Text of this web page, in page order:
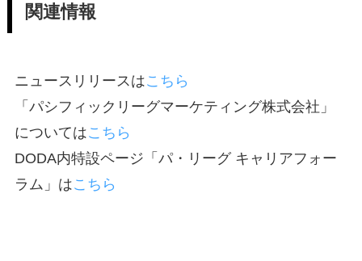
関連情報
ニュースリリースはこちら
「パシフィックリーグマーケティング株式会社」
についてはこちら
DODA内特設ページ「パ・リーグ キャリアフォー
ラム」はこちら